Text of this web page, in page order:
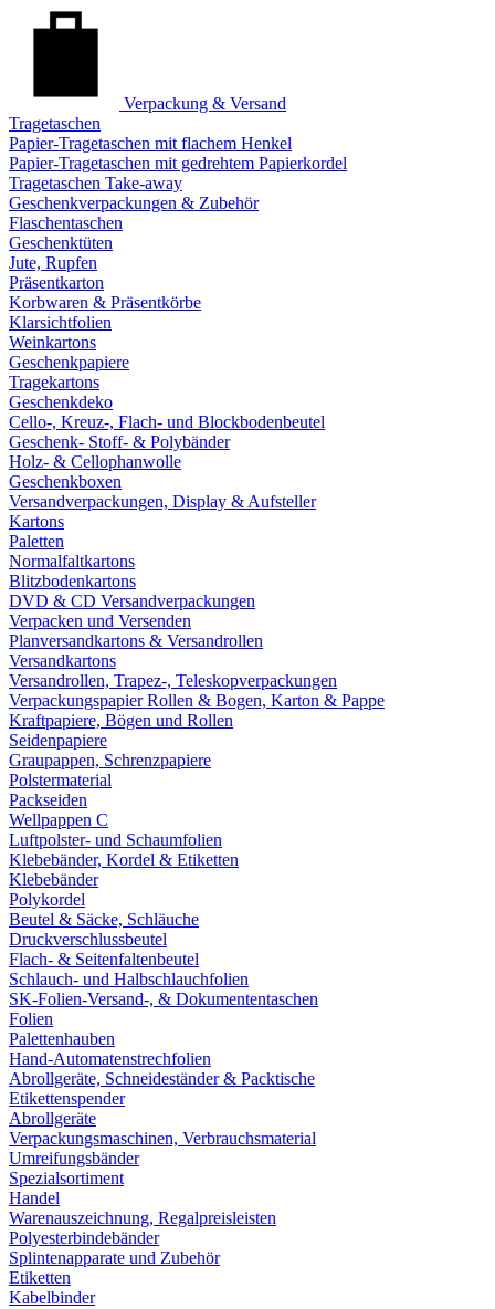
Verpackung & Versand
Tragetaschen
Papier-Tragetaschen mit flachem Henkel
Papier-Tragetaschen mit gedrehtem Papierkordel
Tragetaschen Take-away
Geschenkverpackungen & Zubehör
Flaschentaschen
Geschenktüten
Jute, Rupfen
Präsentkarton
Korbwaren & Präsentkörbe
Klarsichtfolien
Weinkartons
Geschenkpapiere
Tragekartons
Geschenkdeko
Cello-, Kreuz-, Flach- und Blockbodenbeutel
Geschenk- Stoff- & Polybänder
Holz- & Cellophanwolle
Geschenkboxen
Versandverpackungen, Display & Aufsteller
Kartons
Paletten
Normalfaltkartons
Blitzbodenkartons
DVD & CD Versandverpackungen
Verpacken und Versenden
Planversandkartons & Versandrollen
Versandkartons
Versandrollen, Trapez-, Teleskopverpackungen
Verpackungspapier Rollen & Bogen, Karton & Pappe
Kraftpapiere, Bögen und Rollen
Seidenpapiere
Graupappen, Schrenzpapiere
Polstermaterial
Packseiden
Wellpappen C
Luftpolster- und Schaumfolien
Klebebänder, Kordel & Etiketten
Klebebänder
Polykordel
Beutel & Säcke, Schläuche
Druckverschlussbeutel
Flach- & Seitenfaltenbeutel
Schlauch- und Halbschlauchfolien
SK-Folien-Versand-, & Dokumententaschen
Folien
Palettenhauben
Hand-Automatenstrechfolien
Abrollgeräte, Schneideständer & Packtische
Etikettenspender
Abrollgeräte
Verpackungsmaschinen, Verbrauchsmaterial
Umreifungsbänder
Spezialsortiment
Handel
Warenauszeichnung, Regalpreisleisten
Polyesterbindebänder
Splintenapparate und Zubehör
Etiketten
Kabelbinder